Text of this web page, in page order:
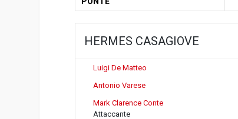
HERMES CASAGIOVE
Luigi De Matteo
Antonio Varese
Mark Clarence Conte
Attaccante